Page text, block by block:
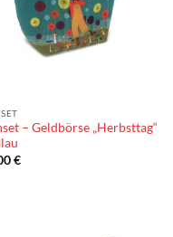
– Geldbörse „Herbsttag“
€